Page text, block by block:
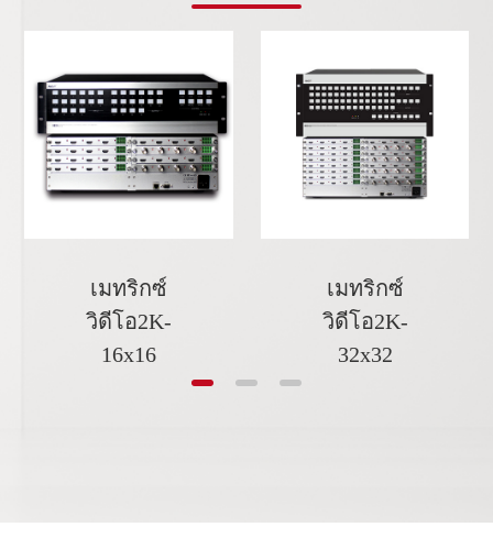
เมทริกซ์
วิดีโอ2K-
16x16
เมทริกซ์
วิดีโอ2K-
32x32